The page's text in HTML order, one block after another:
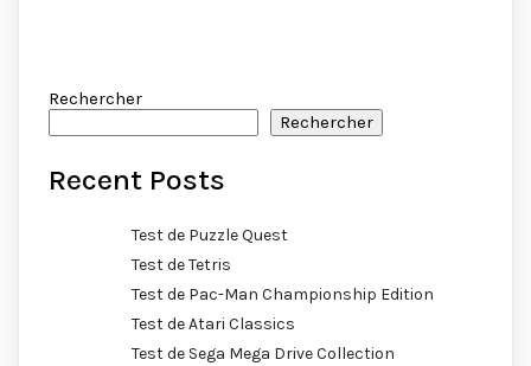
Rechercher
Rechercher
Recent Posts
Test de Puzzle Quest
Test de Tetris
Test de Pac-Man Championship Edition
Test de Atari Classics
Test de Sega Mega Drive Collection